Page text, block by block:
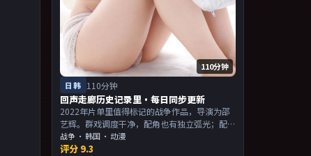
110分钟
日韩 110分钟
回声走廊历史记录里·每日同步更新
2022年片单里值得标记的战争作品，导演为邵
艺辉。群戏调度干净，配角也有独立弧光；配
乐与画面气质统一。主演以演技派为主，适合
喜欢强叙事与人物关系的观众加入片单。
战争 ·韩国 · 动漫
评分 9.3